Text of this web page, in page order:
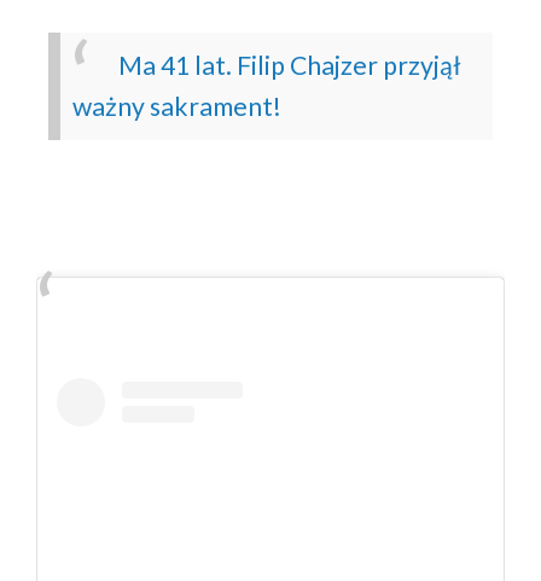
Ma 41 lat. Filip Chajzer przyjął
ważny sakrament!